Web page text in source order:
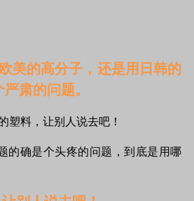
美的高分子，还是用日韩的
肃的问题。
的确是个头疼的问题，到底是用哪